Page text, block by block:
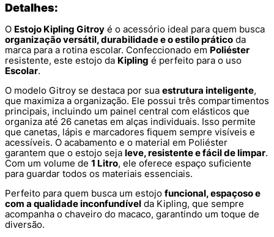
Detalhes:
O Estojo Kipling Gitroy é o acessório ideal para quem busca
organização versátil, durabilidade e o estilo prático da
marca para a rotina escolar. Confeccionado em Poliéster
resistente, este estojo da Kipling é perfeito para o uso
Escolar.
O modelo Gitroy se destaca por sua estrutura inteligente,
que maximiza a organização. Ele possui três compartimentos
principais, incluindo um painel central com elásticos que
organiza até 26 canetas em alças individuais. Isso permite
que canetas, lápis e marcadores fiquem sempre visíveis e
acessíveis. O acabamento e o material em Poliéster
garantem que o estojo seja leve, resistente e fácil de limpar.
Com um volume de 1 Litro, ele oferece espaço suficiente
para guardar todos os materiais essenciais.
Perfeito para quem busca um estojo funcional, espaçoso e
com a qualidade inconfundível da Kipling, que sempre
acompanha o chaveiro do macaco, garantindo um toque de
diversão.